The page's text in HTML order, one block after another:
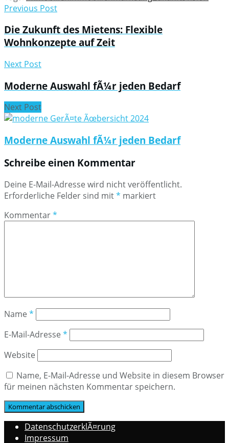
Previous Post
Die Zukunft des Mietens: Flexible
Wohnkonzepte auf Zeit
Next Post
Moderne Auswahl fÃ¼r jeden Bedarf
Next Post
Moderne Auswahl fÃ¼r jeden Bedarf
Schreibe einen Kommentar
Deine E-Mail-Adresse wird nicht veröffentlicht.
Erforderliche Felder sind mit* markiert
Kommentar*
Name *
E-Mail-Adresse *
Website
Name, E-Mail-Adresse und Website in diesem Browser
für meinen nächsten Kommentar speichern.
DatenschutzerklÃ¤rung
Impressum